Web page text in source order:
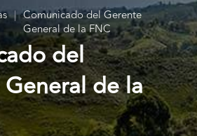
| Comunicado del Gerente
General de la FNC
del
de la